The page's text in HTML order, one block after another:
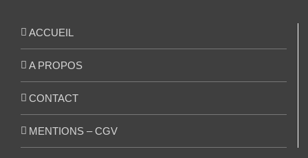
ACCUEIL
A PROPOS
CONTACT
MENTIONS – CGV